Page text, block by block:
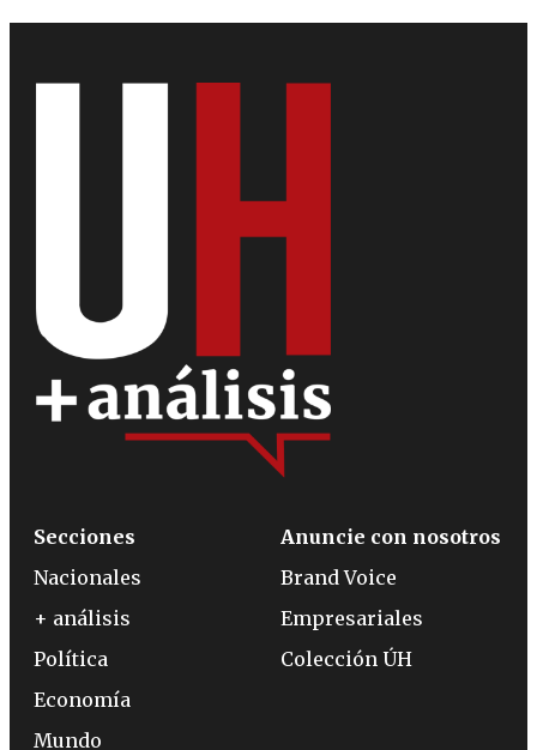
Secciones
Nacionales
+ análisis
Política
Economía
Mundo
Anuncie con nosotros
Brand Voice
Empresariales
Colección ÚH